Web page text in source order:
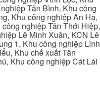
Tân Bình, Khu công
Khu công nghiệp An Hạ,
nghiệp Tân Thới Hiệp,
Lê Minh Xuân, KCN Lê
1, Khu công nghiệp Linh
Khu chế xuất Tân
Khu công nghiệp Cát Lái